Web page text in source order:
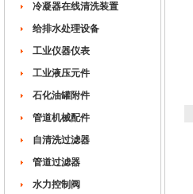
冷凝器在线清洗装置
给排水处理设备
工业仪器仪表
工业液压元件
石化油罐附件
管道机械配件
自清洗过滤器
管道过滤器
水力控制阀